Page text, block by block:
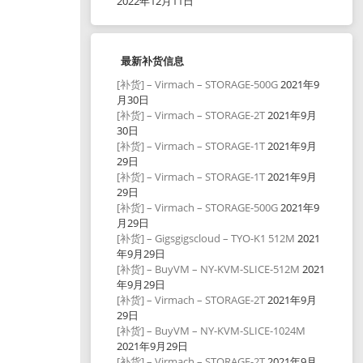
最新补货信息
[补货] – Virmach – STORAGE-500G2021年9
月30日
[补货] – Virmach – STORAGE-2T2021年9月
30日
[补货] – Virmach – STORAGE-1T2021年9月
29日
[补货] – Virmach – STORAGE-1T2021年9月
29日
[补货] – Virmach – STORAGE-500G2021年9
月29日
[补货] – Gigsgigscloud – TYO-K1 512M 2021
年9月29日
[补货] – BuyVM – NY-KVM-SLICE-512M 2021
年9月29日
[补货] – Virmach – STORAGE-2T2021年9月
29日
[补货] – BuyVM – NY-KVM-SLICE-1024M
2021年9月29日